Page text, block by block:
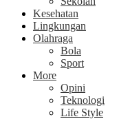
Kesehatan
Lingkungan
Olahraga
Bola
Sport
More
Opini
Teknologi
Life Style